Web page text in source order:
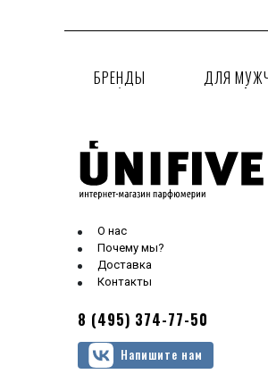
БРЕНДЫ ДЛЯ
О нас
Почему мы?
Доставка
Контакты
8 (495) 374-77-50
Напишите нам